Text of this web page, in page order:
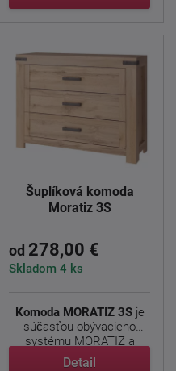
Šuplíková komoda
Moratiz 3S
od 278,00 €
Skladom 4 ks
Komoda MORATIZ 3Sje
súčasťou obývacieho
systému MORATIZ a
predstavuje ...
Detail